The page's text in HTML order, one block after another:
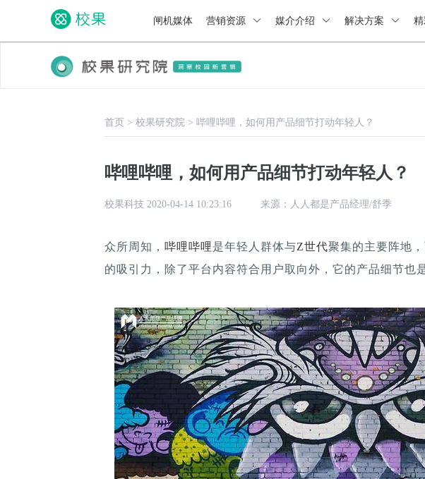
闸机媒体 营销资源 媒介介绍 解决方案 精
首页 > 校果研究院 > 哔哩哔哩，如何用产品细节打动年轻人？
哔哩哔哩，如何用产品细节打动年轻人？
校果科技 2020-04-14 10:23:16 来源：人人都是产品经理/舒季
众所周知， 哔哩哔哩是年轻人群体与Z世代聚集的主要阵地
的吸引力，除了平台内容符合用户取向外，它的产品细节也